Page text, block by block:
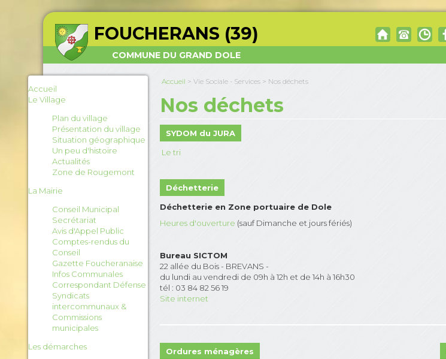
FOUCHERANS (39)
COMMUNE DU GRAND DOLE
Accueil
Le Village
Plan du village
Présentation du village
Situation géographique
Un peu d'histoire
Actualités
Zone de Rougemont
La Mairie
Conseil Municipal
Secrétariat
Avis d'Appel Public
Comptes-rendus du
Conseil
Gazette Foucheranaise
Infos Communales
Correspondant Défense
Syndicats
intercommunaux &
Commissions
municipales
Les démarches
Accueil > Vie Sociale - Services > Nos déchets
Nos déchets
SYDOM du JURA
Le tri
Déchetterie
Déchetterie en Zone portuaire de Dole
Heures d'ouverture (sauf Dimanche et jours fériés)
Bureau SICTOM
22 allée du Bois - BREVANS -
du lundi au vendredi de 09h à 12h et de 14h à 16h30
tél : 03 84 82 56 19
Site internet
Ordures ménagères